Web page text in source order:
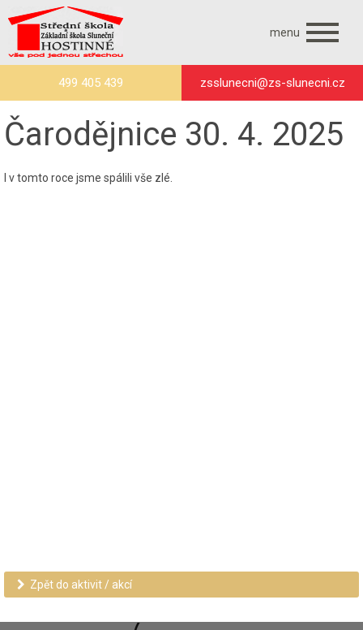
menu
499 405 439 zsslunecni@zs-slunecni.cz
Čarodějnice 30. 4. 2025
I v tomto roce jsme spálili vše zlé.
Zpět do aktivit / akcí